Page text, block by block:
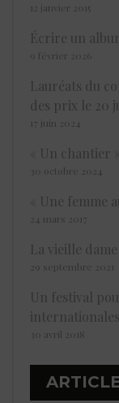
12 janvier 2015
Écrire un
9 février 2026
Lauréats du
des prix le 20
17 juin 2024
« Un chantier
30 octobre 2024
« Une femme
24 mars 2017
La vieille
29 septembre 2021
Un festival
30 avril 2018